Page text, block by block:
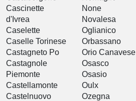
Cascinette
d'Ivrea
Caselette
Caselle Torinese
Castagneto Po
Castagnole
Piemonte
Castellamonte
Castelnuovo
None
Novalesa
Oglianico
Orbassano
Orio Canavese
Osasco
Osasio
Oulx
Ozegna